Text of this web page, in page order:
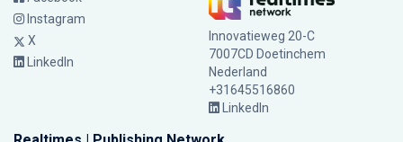
Instagram
X
LinkedIn
Innovatieweg 20-C
7007CD Doetinchem
Nederland
+31645516860
LinkedIn